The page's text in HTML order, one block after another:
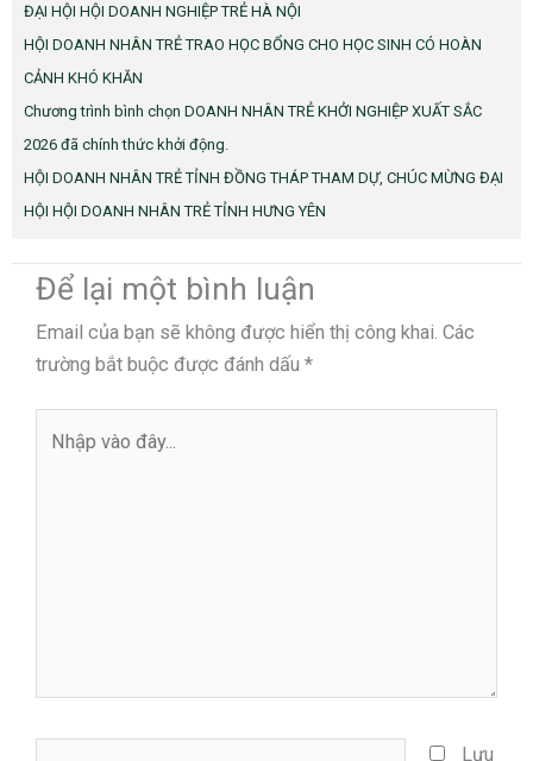
ĐẠI HỘI HỘI DOANH NGHIỆP TRẺ HÀ NỘI
HỘI DOANH NHÂN TRẺ TRAO HỌC BỔNG CHO HỌC SINH CÓ HOÀN
CẢNH KHÓ KHĂN
Chương trình bình chọn DOANH NHÂN TRẺ KHỞI NGHIỆP XUẤT SẮC
2026 đã chính thức khởi động.
HỘI DOANH NHÂN TRẺ TỈNH ĐỒNG THÁP THAM DỰ, CHÚC MỪNG ĐẠI
HỘI HỘI DOANH NHÂN TRẺ TỈNH HƯNG YÊN
Để lại một bình luận
Email của bạn sẽ không được hiển thị công khai. Các
trường bắt buộc được đánh dấu *
Lưu